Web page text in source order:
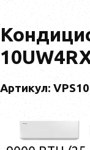
Артикул: VPS10